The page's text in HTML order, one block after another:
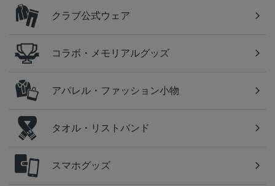
クラブ公式ウェア
コラボ・メモリアルグッズ
アパレル・ファッション小物
タオル・リストバンド
スマホグッズ